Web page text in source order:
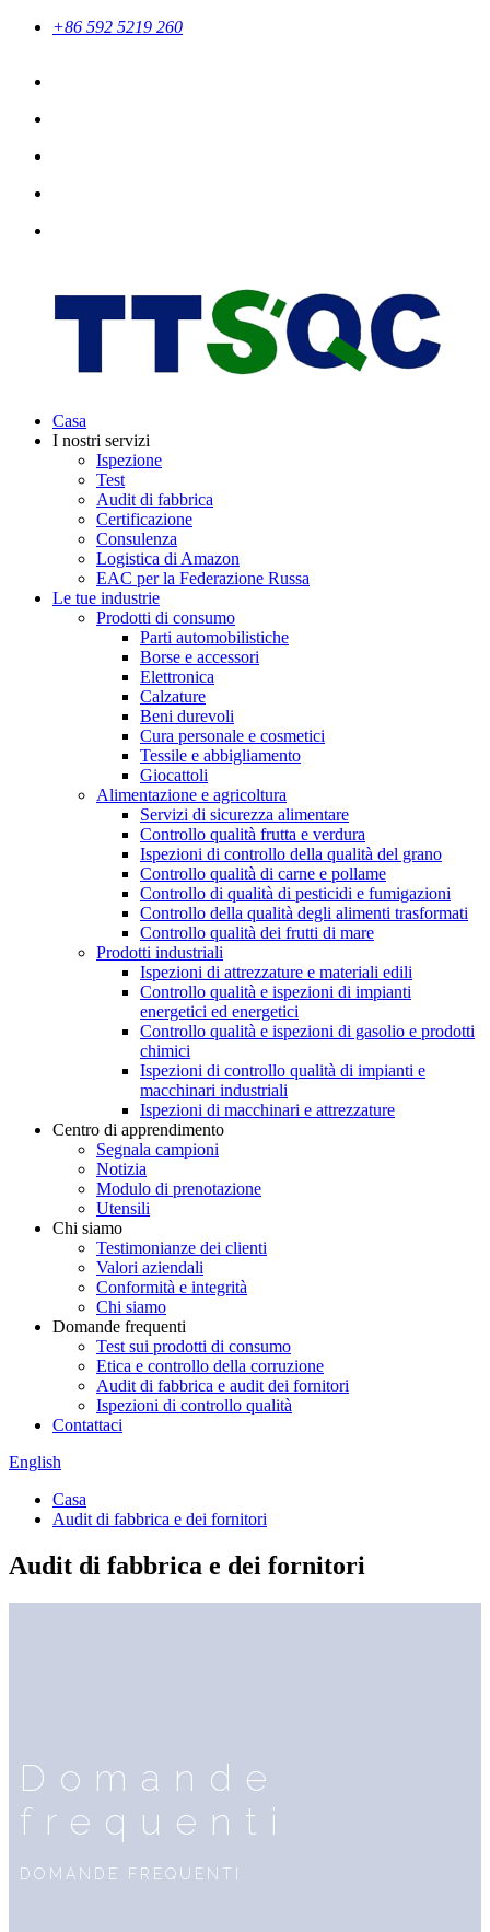
+86 592 5219 260
Casa
I nostri servizi
Ispezione
Test
Audit di fabbrica
Certificazione
Consulenza
Logistica di Amazon
EAC per la Federazione Russa
Le tue industrie
Prodotti di consumo
Parti automobilistiche
Borse e accessori
Elettronica
Calzature
Beni durevoli
Cura personale e cosmetici
Tessile e abbigliamento
Giocattoli
Alimentazione e agricoltura
Servizi di sicurezza alimentare
Controllo qualità frutta e verdura
Ispezioni di controllo della qualità del grano
Controllo qualità di carne e pollame
Controllo di qualità di pesticidi e fumigazioni
Controllo della qualità degli alimenti trasformati
Controllo qualità dei frutti di mare
Prodotti industriali
Ispezioni di attrezzature e materiali edili
Controllo qualità e ispezioni di impianti
energetici ed energetici
Controllo qualità e ispezioni di gasolio e prodotti
chimici
Ispezioni di controllo qualità di impianti e
macchinari industriali
Ispezioni di macchinari e attrezzature
Centro di apprendimento
Segnala campioni
Notizia
Modulo di prenotazione
Utensili
Chi siamo
Testimonianze dei clienti
Valori aziendali
Conformità e integrità
Chi siamo
Domande frequenti
Test sui prodotti di consumo
Etica e controllo della corruzione
Audit di fabbrica e audit dei fornitori
Ispezioni di controllo qualità
Contattaci
English
Casa
Audit di fabbrica e dei fornitori
Audit di fabbrica e dei fornitori
Domande
frequenti
DOMANDE FREQUENTI